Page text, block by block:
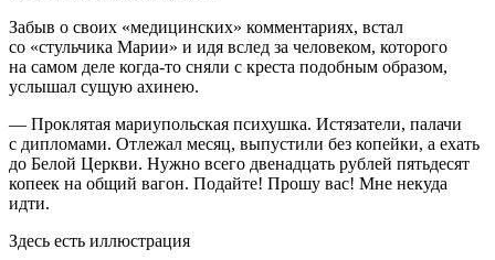
Забыв о своих «медицинских» комментариях, встал
со «стульчика Марии» и идя вслед за человеком, которого
на самом деле когда-то сняли с креста подобным образом,
услышал сущую ахинею.
— Проклятая мариупольская психушка. Истязатели, палачи
с дипломами. Отлежал месяц, выпустили без копейки, а ехать
до Белой Церкви. Нужно всего двенадцать рублей пятьдесят
копеек на общий вагон. Подайте! Прошу вас! Мне некуда
идти.
Здесь есть иллюстрация